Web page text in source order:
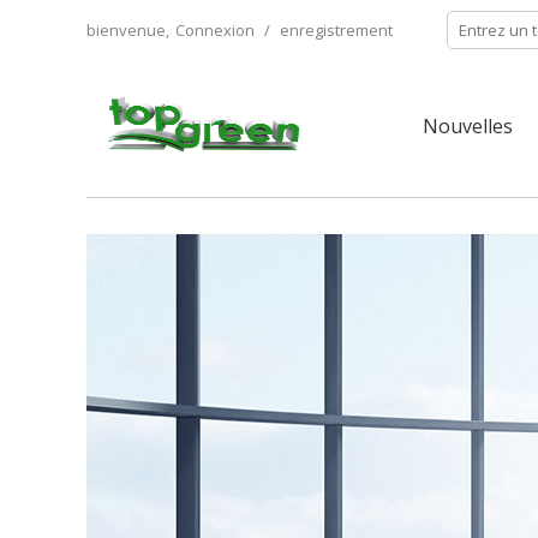
bienvenue, Connexion / enregistrement
Nouvelles